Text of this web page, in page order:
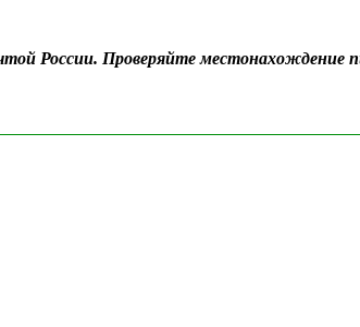
России. Проверяйте